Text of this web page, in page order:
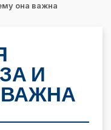
она важна
И